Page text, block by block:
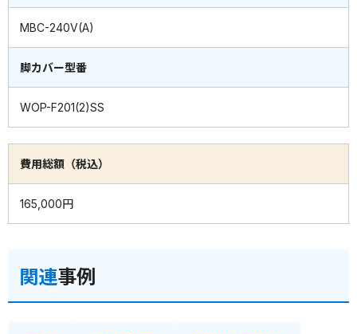
MBC-240V(A)
脚カバー型番
WOP-F201(2)SS
費用総額（税込）
165,000円
関連事例